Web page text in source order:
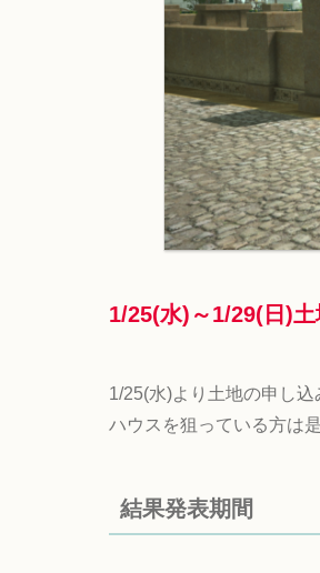
1/25(水)～1/29(日)
1/25(水)より土地の申し込
ハウスを狙っている方は
結果発表期間